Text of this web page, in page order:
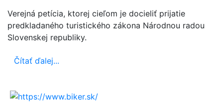
Verejná petícia, ktorej cieľom je docieliť prijatie
predkladaného turistického zákona Národnou radou
Slovenskej republiky.
Čítať ďalej...